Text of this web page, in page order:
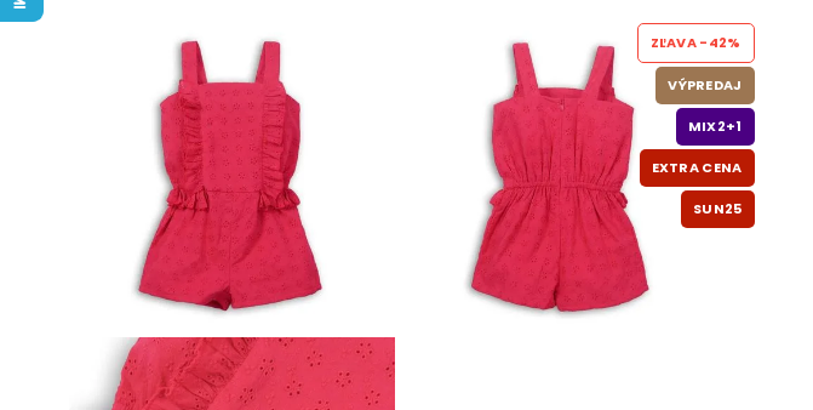
ZĽAVA-42%
VÝPREDAJ
MIX2+1
EXTRA CENA
SUN25